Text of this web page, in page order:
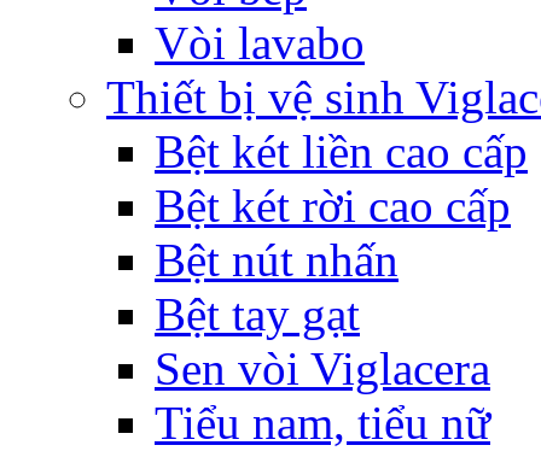
Vòi lavabo
Thiết bị vệ sinh
Bệt két liền cao cấp
Bệt két rời cao cấp
Bệt nút nhấn
Bệt tay gạt
Sen vòi Viglacera
Tiểu nam, tiểu nữ